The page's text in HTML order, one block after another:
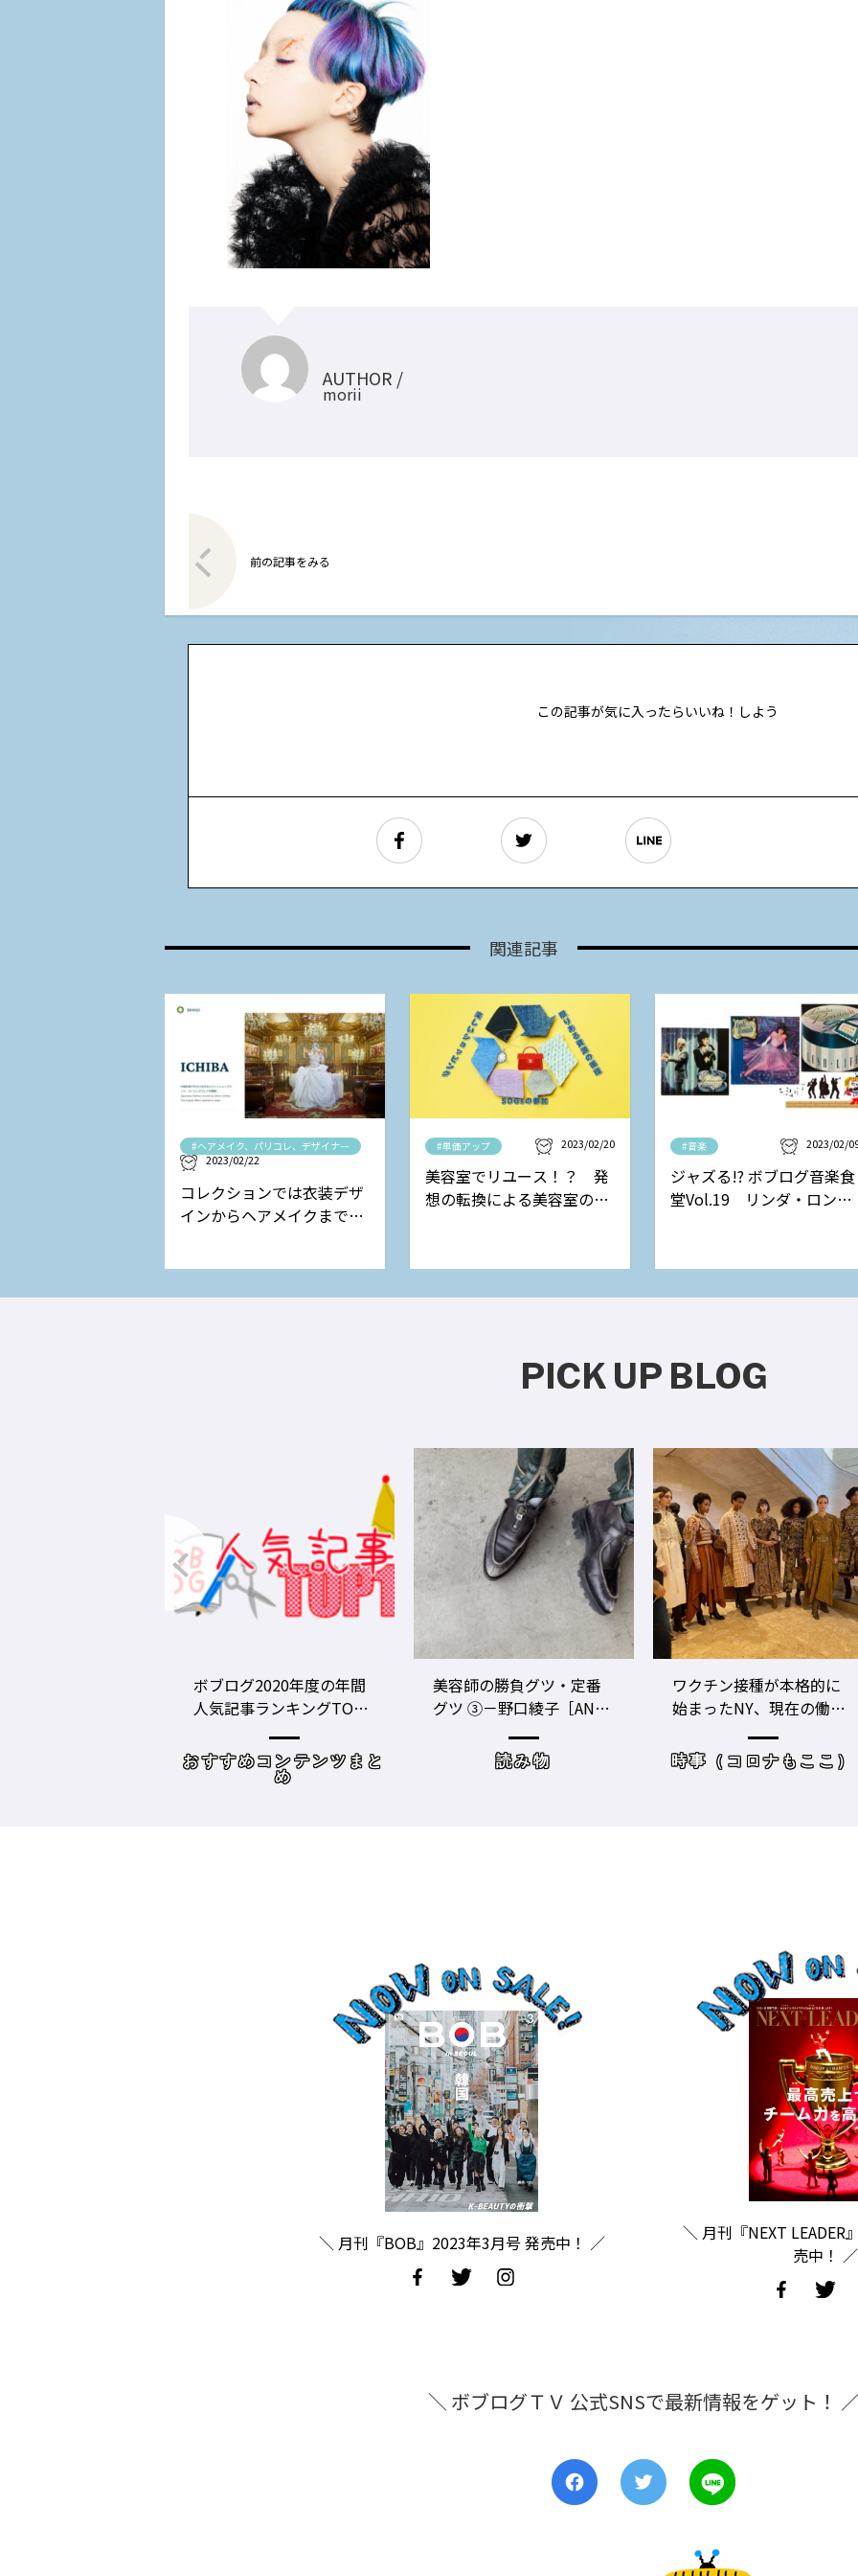
AUTHOR /
morii
前の記事をみる
この記事が気に入ったらいいね！しよう
関連記事
#ヘアメイク、パリコレ、デザイナー
2023/02/22
コレクションでは衣装デザ
インからヘアメイクまで担
#単価アップ 2023/02/20
美容室でリユース！？ 発
想の転換による美容室の新
#音楽 2023/02/
ジャズる!? ボブログ音楽食
堂Vol.19 リンダ・ロンシ
PICK UP BLOG
美容師の勝負グツ・定番
グツ ③－野口綾子［AND
THE BRICKS（アンドザブ
リックス）／神奈川県鎌
倉市］の場合－
読み物
ワクチン接種が本格的に
始まったNY、現在の働き
方＆街の様子
時事（コロナもここ）
美容師のビジネスパフォ
ーマンスをあげる！ ト
レーニングジムに潜入
サロンワーク・売り上
＼ 月刊『BOB』2023年3月号 発売中！ ／
＼ 月刊『NEXT LEADER
売中！ ／
＼ ボブログＴＶ 公式SNSで最新情報をゲット！